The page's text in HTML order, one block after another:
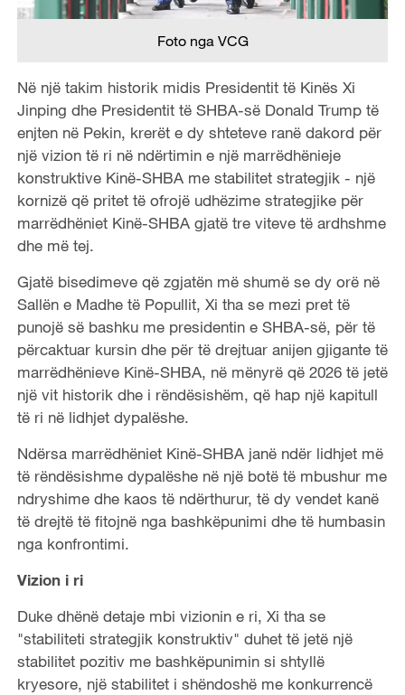
Foto nga VCG
Në një takim historik midis Presidentit të Kinës Xi
Jinping dhe Presidentit të SHBA-së Donald Trump të
enjten në Pekin, krerët e dy shteteve ranë dakord për
një vizion të ri në ndërtimin e një marrëdhënieje
konstruktive Kinë-SHBA me stabilitet strategjik - një
kornizë që pritet të ofrojë udhëzime strategjike për
marrëdhëniet Kinë-SHBA gjatë tre viteve të ardhshme
dhe më tej.
Gjatë bisedimeve që zgjatën më shumë se dy orë në
Sallën e Madhe të Popullit, Xi tha se mezi pret të
punojë së bashku me presidentin e SHBA-së, për të
përcaktuar kursin dhe për të drejtuar anijen gjigante të
marrëdhënieve Kinë-SHBA, në mënyrë që 2026 të jetë
një vit historik dhe i rëndësishëm, që hap një kapitull
të ri në lidhjet dypalëshe.
Ndërsa marrëdhëniet Kinë-SHBA janë ndër lidhjet më
të rëndësishme dypalëshe në një botë të mbushur me
ndryshime dhe kaos të ndërthurur, të dy vendet kanë
të drejtë të fitojnë nga bashkëpunimi dhe të humbasin
nga konfrontimi.
Vizion i ri
Duke dhënë detaje mbi vizionin e ri, Xi tha se
"stabiliteti strategjik konstruktiv" duhet të jetë një
stabilitet pozitiv me bashkëpunimin si shtyllë
kryesore, një stabilitet i shëndoshë me konkurrencë